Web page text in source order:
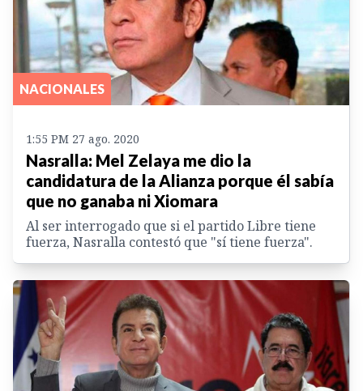
NACIONALES
1:55 PM 27 ago. 2020
Nasralla: Mel Zelaya me dio la
candidatura de la Alianza porque él sabía
que no ganaba ni Xiomara
Al ser interrogado que si el partido Libre tiene
fuerza, Nasralla contestó que "sí tiene fuerza".